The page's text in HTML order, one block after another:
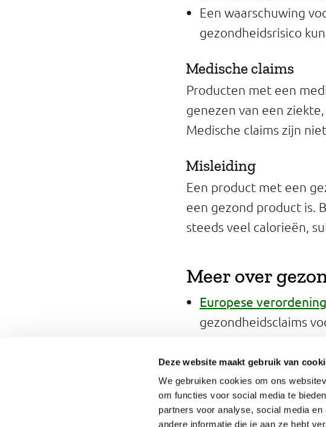
Deze website maakt gebruik van
We gebruiken cookies om ons
om functies voor social media te
partners voor analyse, social media
andere informatie die je aan ze hebt
Een waarschuwing
gezondheidsrisico
Medische claims
Producten met een
genezen van een
Medische claims zijn
Misleiding
Een product met een
een gezond product is.
steeds veel calorieën,
Meer over
Europese
gezondheidsclaims
Unie.
Europese Autoriteit